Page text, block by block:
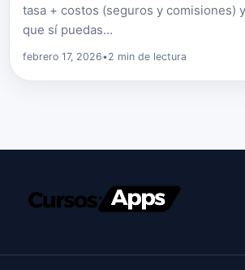
tasa + costos (seguros y comisiones)
que sí puedas...
febrero 17, 2026•2 min de lectura